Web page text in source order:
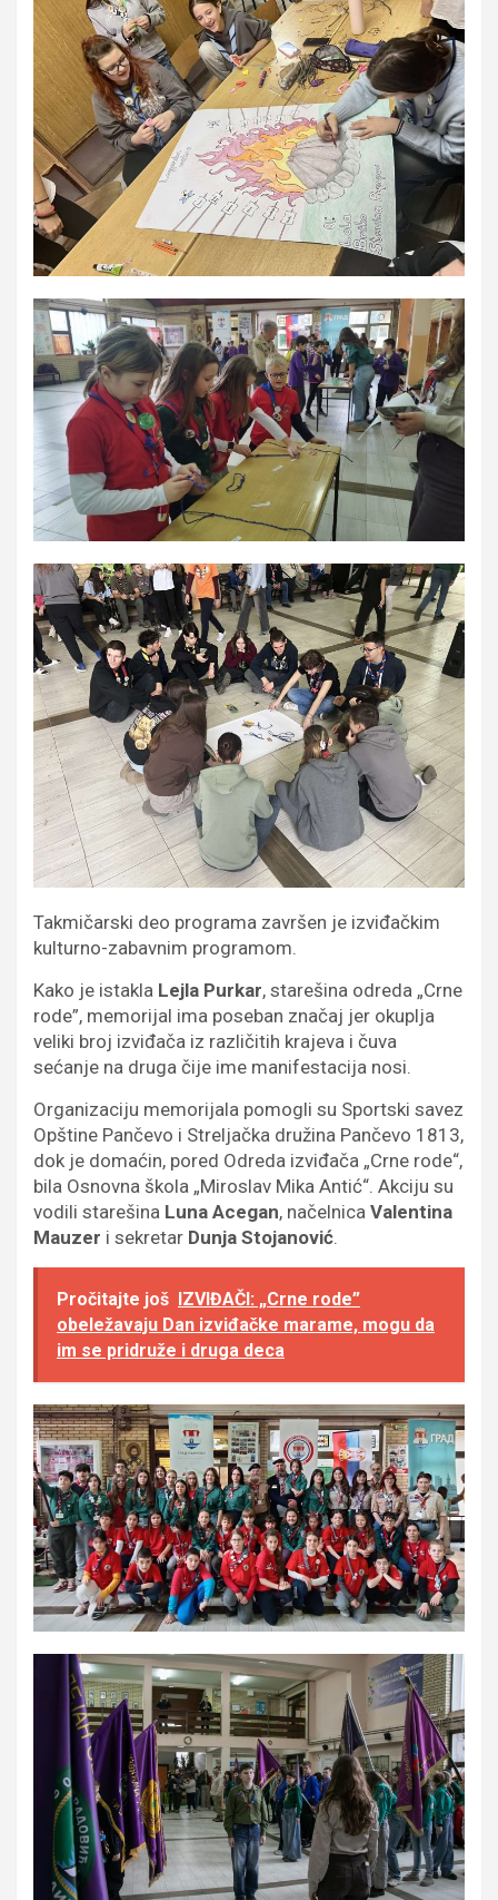
Takmičarski deo programa završen je izviđačkim
kulturno-zabavnim programom.
Kako je istakla Lejla Purkar, starešina odreda „Crne
rode”, memorijal ima poseban značaj jer okuplja
veliki broj izviđača iz različitih krajeva i čuva
sećanje na druga čije ime manifestacija nosi.
Organizaciju memorijala pomogli su Sportski savez
Opštine Pančevo i Streljačka družina Pančevo 1813,
dok je domaćin, pored Odreda izviđača „Crne rode“,
bila Osnovna škola „Miroslav Mika Antić“. Akciju su
vodili starešina Luna Acegan, načelnica Valentina
Mauzer i sekretar Dunja Stojanović.
Pročitajte još
IZVIĐAČI: „Crne rode”
obeležavaju Dan izviđačke marame, mogu da
im se pridruže i druga deca